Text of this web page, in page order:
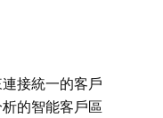
接統一的客戶
的智能客戶區